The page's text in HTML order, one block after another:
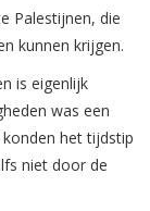
Palestijnen, die
kunnen krijgen.
is eigenlijk
was een
het tijdstip
niet door de